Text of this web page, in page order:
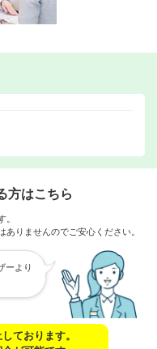
方はこちら
。
りませんのでご安心ください。
ーより
ております。